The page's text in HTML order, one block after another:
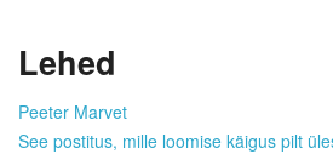
Lehed
Peeter Marvet
See postitus, mille loomise käigus pilt